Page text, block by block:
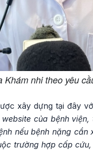
nhi theo yêu
xây dựng tại đây
của bệnh
nếu bệnh nặng
trường hợp cấp